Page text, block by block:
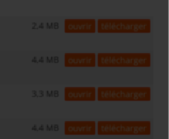
2,4 MB ouvrir télécharger
4,4 MB ouvrir télécharger
3,3 MB ouvrir télécharger
4,4 MB ouvrir télécharger